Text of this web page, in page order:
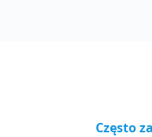
Często